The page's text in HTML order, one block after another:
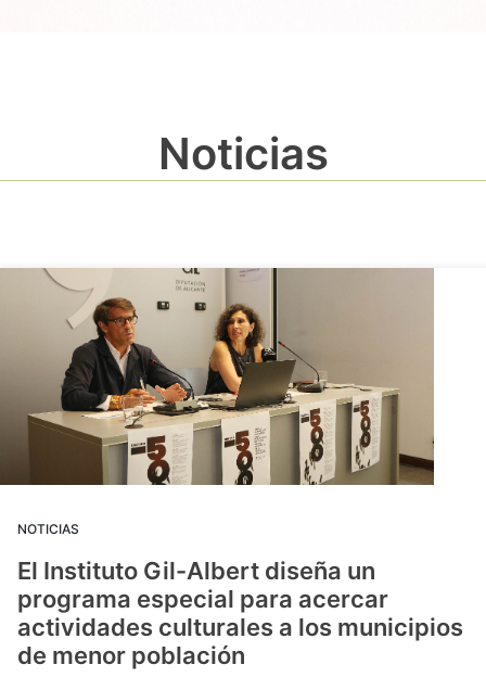
Noticias
NOTICIAS
El Instituto Gil-Albert diseña un
programa especial para acercar
actividades culturales a los municipios
de menor población